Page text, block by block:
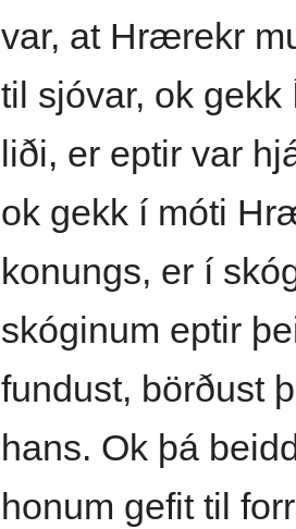
var, at Hrærekr
til sjóvar, ok
liði, er eptir var
ok gekk í móti
konungs, er í
skóginum eptir
fundust, börðust
hans. Ok þá
honum gefit til